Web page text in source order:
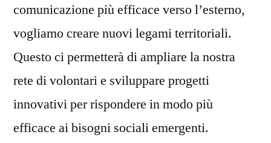
comunicazione più efficace verso l’esterno,
vogliamo creare nuovi legami territoriali.
Questo ci permetterà di ampliare la nostra
rete di volontari e sviluppare progetti
innovativi per rispondere in modo più
efficace ai bisogni sociali emergenti.